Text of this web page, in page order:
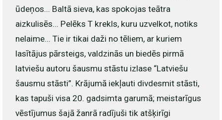
ūdeņos... Baltā sieva, kas spokojas teātra
aizkulisēs... Pelēks T krekls, kuru uzvelkot, notiks
nelaime... Tie ir tikai daži no tēliem, ar kuriem
lasītājus pārsteigs, valdzinās un biedēs pirmā
latviešu autoru šausmu stāstu izlase “Latviešu
šausmu stāsti”. Krājumā iekļauti divdesmit stāsti,
kas tapuši visa 20. gadsimta garumā; meistarīgus
vēstījumus šajā žanrā radījuši tik atšķirīgi